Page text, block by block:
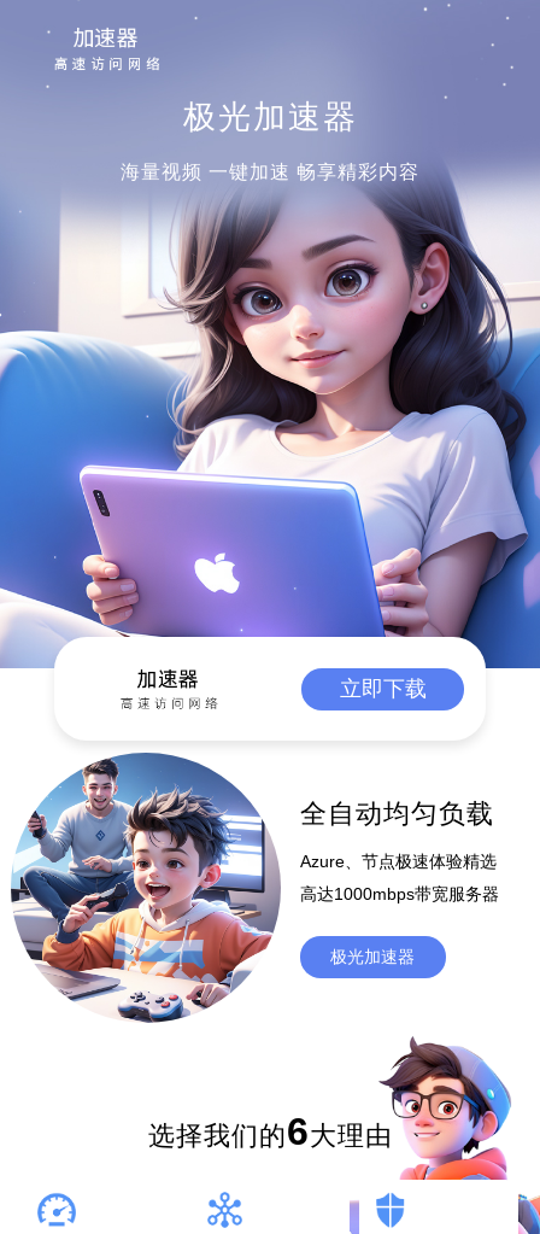
极光加速器
海量视频 一键加速 畅享精彩内容
立即下载
全自动均匀负载
Azure、节点极速体验精选
高达1000mbps带宽服务器
极光加速器
选择我们的6大理由